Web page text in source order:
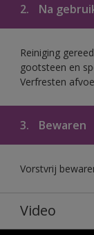
2. Na
Reiniging
gootsteen en
Verfresten
3. Bewaren
Vorstvrij
Video